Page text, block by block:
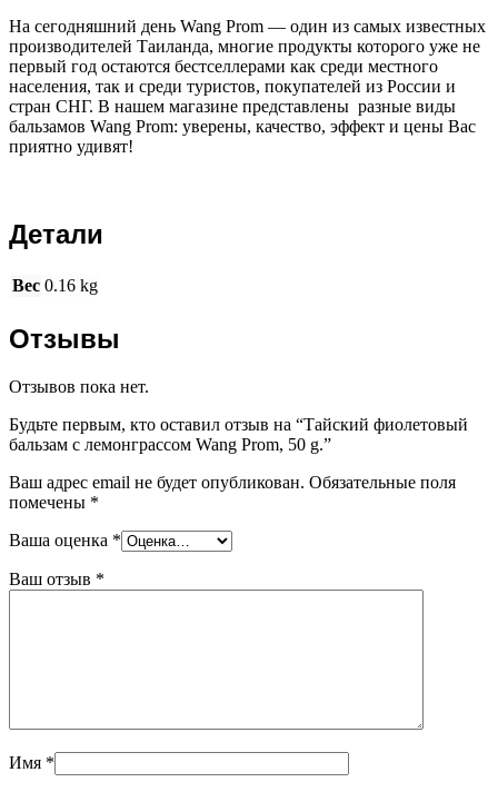
На сегодняшний день Wang Prom — один из самых известных
производителей Таиланда, многие продукты которого уже не
первый год остаются бестселлерами как среди местного
населения, так и среди туристов, покупателей из России и
стран СНГ. В нашем магазине представлены разные виды
бальзамов Wang Prom: уверены, качество, эффект и цены Вас
приятно удивят!
Детали
Вес 0.16 kg
Отзывы
Отзывов пока нет.
Будьте первым, кто оставил отзыв на “Тайский фиолетовый
бальзам с лемонграссом Wang Prom, 50 g.”
Ваш адрес email не будет опубликован. Обязательные поля
помечены *
Ваша оценка *
Ваш отзыв *
Имя *